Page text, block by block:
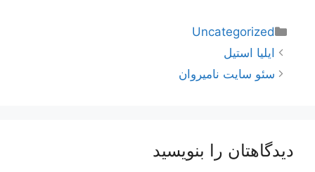
دسته‌ها
Uncategorized
ناوبری
نوشته‌ها
ایلیا استیل
سئو سایت نامیروان
دیدگاهتان را بنویسید